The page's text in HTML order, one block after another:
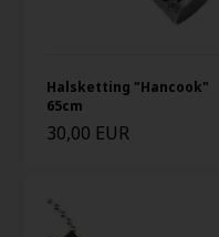
Halsketting "Hancook"
65cm
30,00 EUR